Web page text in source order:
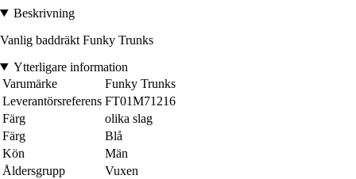
Beskrivning
Vanlig baddräkt Funky Trunks
Ytterligare information
Varumärke
Funky Trunks
Leverantörsreferens FT01M71216
Färg
olika slag
Färg
Blå
Kön
Män
Åldersgrupp
Vuxen